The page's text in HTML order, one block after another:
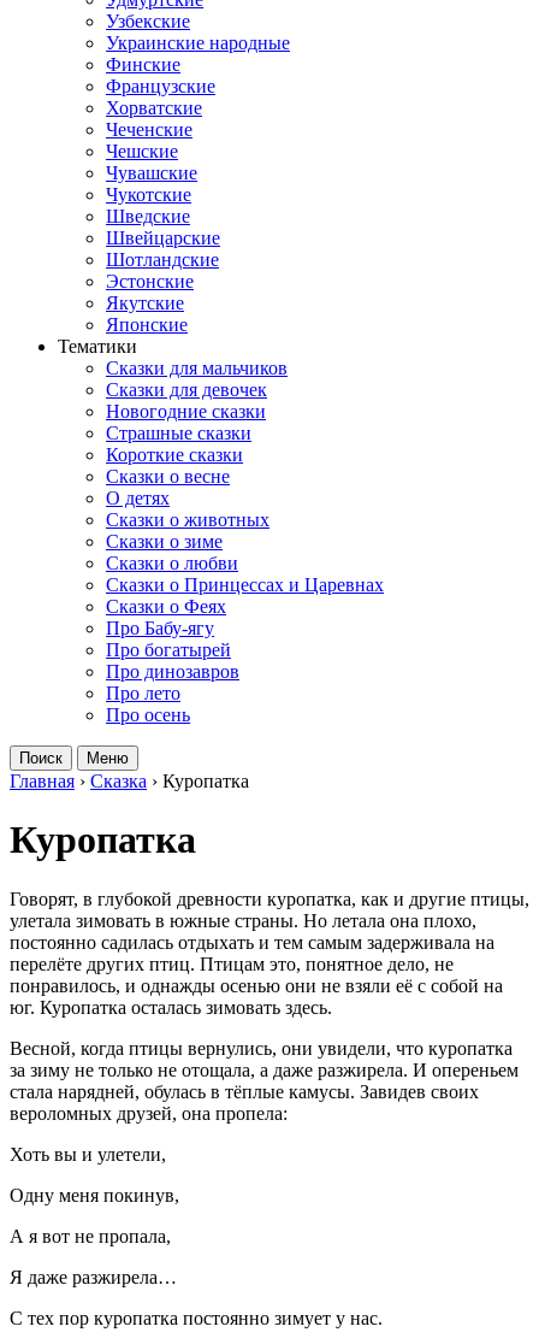
Узбекские
Украинские народные
Финские
Французские
Хорватские
Чеченские
Чешские
Чувашские
Чукотские
Шведские
Швейцарские
Шотландские
Эстонские
Якутские
Японские
Тематики
Сказки для мальчиков
Сказки для девочек
Новогодние сказки
Страшные сказки
Короткие сказки
Сказки о весне
О детях
Сказки о животных
Сказки о зиме
Сказки о любви
Сказки о Принцессах и Царевнах
Сказки о Феях
Про Бабу-ягу
Про богатырей
Про динозавров
Про лето
Про осень
Поиск Меню
Главная › Сказка › Куропатка
Куропатка
Говорят, в глубокой древности куропатка, как и другие птицы,
улетала зимовать в южные страны. Но летала она плохо,
постоянно садилась отдыхать и тем самым задерживала на
перелёте других птиц. Птицам это, понятное дело, не
понравилось, и однажды осенью они не взяли её с собой на
юг. Куропатка осталась зимовать здесь.
Весной, когда птицы вернулись, они увидели, что куропатка
за зиму не только не отощала, а даже разжирела. И опереньем
стала нарядней, обулась в тёплые камусы. Завидев своих
вероломных друзей, она пропела:
Хоть вы и улетели,
Одну меня покинув,
А я вот не пропала,
Я даже разжирела…
С тех пор куропатка постоянно зимует у нас.